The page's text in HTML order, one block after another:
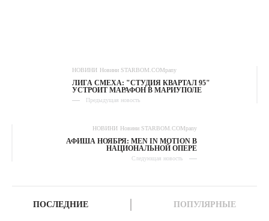
НОВИНИ Новини STARBOM.COMpany
ЛИГА СМЕХА: "СТУДИЯ КВАРТАЛ 95"
УСТРОИТ МАРАФОН В МАРИУПОЛЕ
Предыдущая новость
НОВИНИ Новини STARBOM.COMpany
АФИША НОЯБРЯ: MEN IN MOTION В
НАЦИОНАЛЬНОЙ ОПЕРЕ
Следующая новость
ПОСЛЕДНИЕ ПОПУЛЯРНЫЕ